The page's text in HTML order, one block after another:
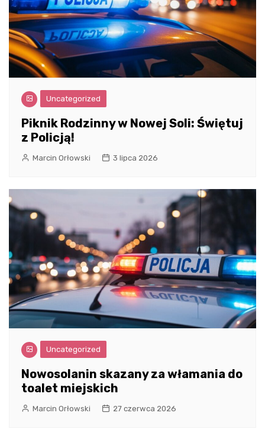
Uncategorized
Piknik Rodzinny w Nowej Soli: Świętuj
z Policją!
Marcin Orłowski 3 lipca 2026
Uncategorized
Nowosolanin skazany za włamania do
toalet miejskich
Marcin Orłowski 27 czerwca 2026